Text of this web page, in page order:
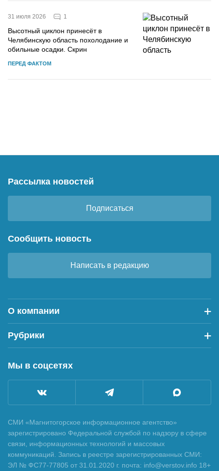
31 июля 2026 1
Высотный циклон принесёт в
Челябинскую область похолодание и
обильные осадки. Скрин
ПЕРЕД ФАКТОМ
Рассылка новостей
Подписаться
Сообщить новость
Написать в редакцию
О компании
Рубрики
Мы в соцсетях
СМИ «Магнитогорское информационное агентство»
зарегистрировано Федеральной службой по надзору в сфере
связи, информационных технологий и массовых
коммуникаций. Запись в реестре зарегистрированных СМИ:
ЭЛ № ФС77-77805 от 31.01.2020 г. почта: info@verstov.info 18+